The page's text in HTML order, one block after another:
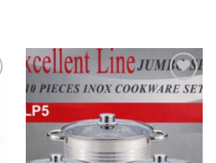
Add to
Wishlist